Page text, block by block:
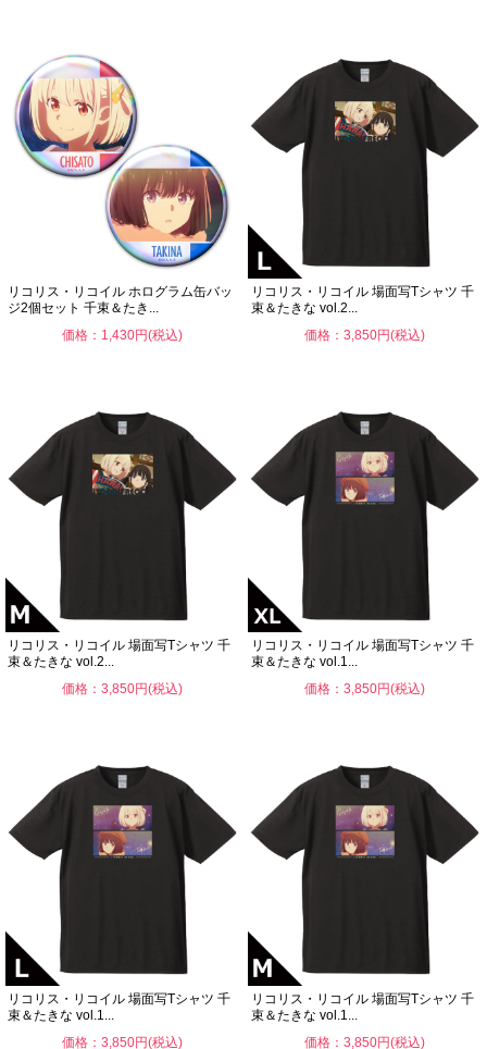
リコリス・リコイル ホログラム缶バッ
ジ2個セット 千束＆たき...
価格：1,430円(税込)
リコリス・リコイル 場面写Tシャツ 千
束＆たきな vol.2...
価格：3,850円(税込)
リコリス・リコイル 場面写Tシャツ 千
束＆たきな vol.2...
価格：3,850円(税込)
リコリス・リコイル 場面写Tシャツ 千
束＆たきな vol.1...
価格：3,850円(税込)
リコリス・リコイル 場面写Tシャツ 千
束＆たきな vol.1...
価格：3,850円(税込)
リコリス・リコイル 場面写Tシャツ 千
束＆たきな vol.1...
価格：3,850円(税込)